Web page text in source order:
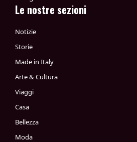
Le nostre sezioni
Notizie
Storie
Made in Italy
Arte & Cultura
Viaggi
Casa
Bellezza
Moda